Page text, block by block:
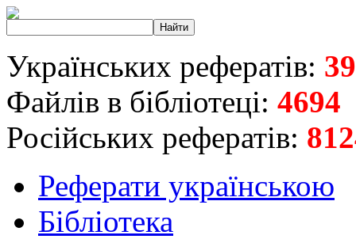
Українських рефератів:
Файлів в бібліотеці: 4694
Російських рефератів:
Реферати українською
Бібліотека